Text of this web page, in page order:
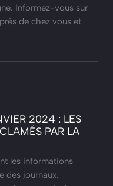
Informez-vous sur
de chez vous et
2024 : LES
PAR LA
les informations
des journaux.